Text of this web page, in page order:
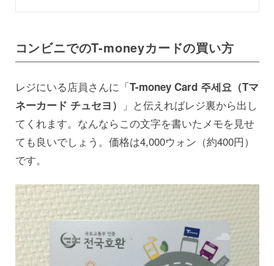
コンビニでのT-moneyカードの買い方
レジにいる店員さんに「T-money Card 주세요（Tマ
ネーカード チュセヨ）
」と伝えればレジ裏から出し
てくれます。なんならこの文字を書いたメモを見せ
ても良いでしょう。価格は4,000ウォン（約400円）
です。